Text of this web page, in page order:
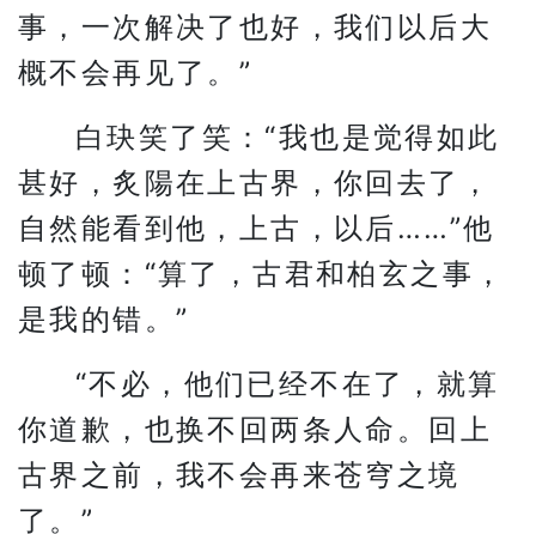
事，一次解决了也好，我们以后大
概不会再见了。”
白玦笑了笑：“我也是觉得如此
甚好，炙陽在上古界，你回去了，
自然能看到他，上古，以后……”他
顿了顿：“算了，古君和柏玄之事，
是我的错。”
“不必，他们已经不在了，就算
你道歉，也换不回两条人命。回上
古界之前，我不会再来苍穹之境
了。”